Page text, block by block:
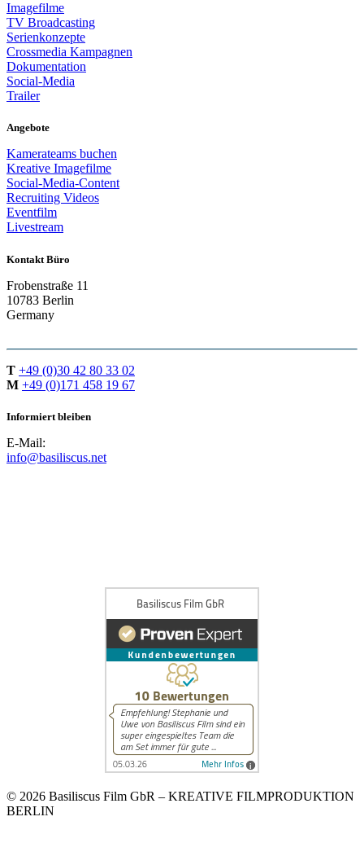
Imagefilme
TV Broadcasting
Serienkonzepte
Crossmedia Kampagnen
Dokumentation
Social-Media
Trailer
Angebote
Kamerateams buchen
Kreative Imagefilme
Social-Media-Content
Recruiting Videos
Eventfilm
Livestream
Kontakt Büro
Frobenstraße 11
10783 Berlin
Germany
T +49 (0)30 42 80 33 02
M +49 (0)171 458 19 67
Informiert bleiben
E-Mail:
info@basiliscus.net
© 2026 Basiliscus Film GbR – KREATIVE FILMPRODUKTION
BERLIN